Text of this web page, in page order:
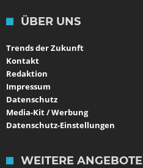
ÜBER UNS
Trends der Zukunft
Kontakt
Redaktion
Impressum
Datenschutz
Media-Kit / Werbung
Datenschutz-Einstellungen
WEITERE ANGEBOTE